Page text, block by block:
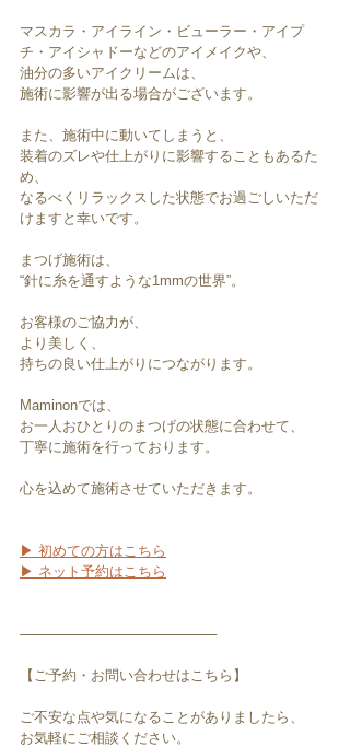
マスカラ・アイライン・ビューラー・アイプ
チ・アイシャドーなどのアイメイクや、
油分の多いアイクリームは、
施術に影響が出る場合がございます。
また、施術中に動いてしまうと、
装着のズレや仕上がりに影響することもあるた
め、
なるべくリラックスした状態でお過ごしいただ
けますと幸いです。
まつげ施術は、
“針に糸を通すような1mmの世界”。
お客様のご協力が、
より美しく、
持ちの良い仕上がりにつながります。
Maminonでは、
お一人おひとりのまつげの状態に合わせて、
丁寧に施術を行っております。
心を込めて施術させていただきます。
▶ 初めての方はこちら
▶ ネット予約はこちら
────────────────────
【ご予約・お問い合わせはこちら】
ご不安な点や気になることがありましたら、
お気軽にご相談ください。